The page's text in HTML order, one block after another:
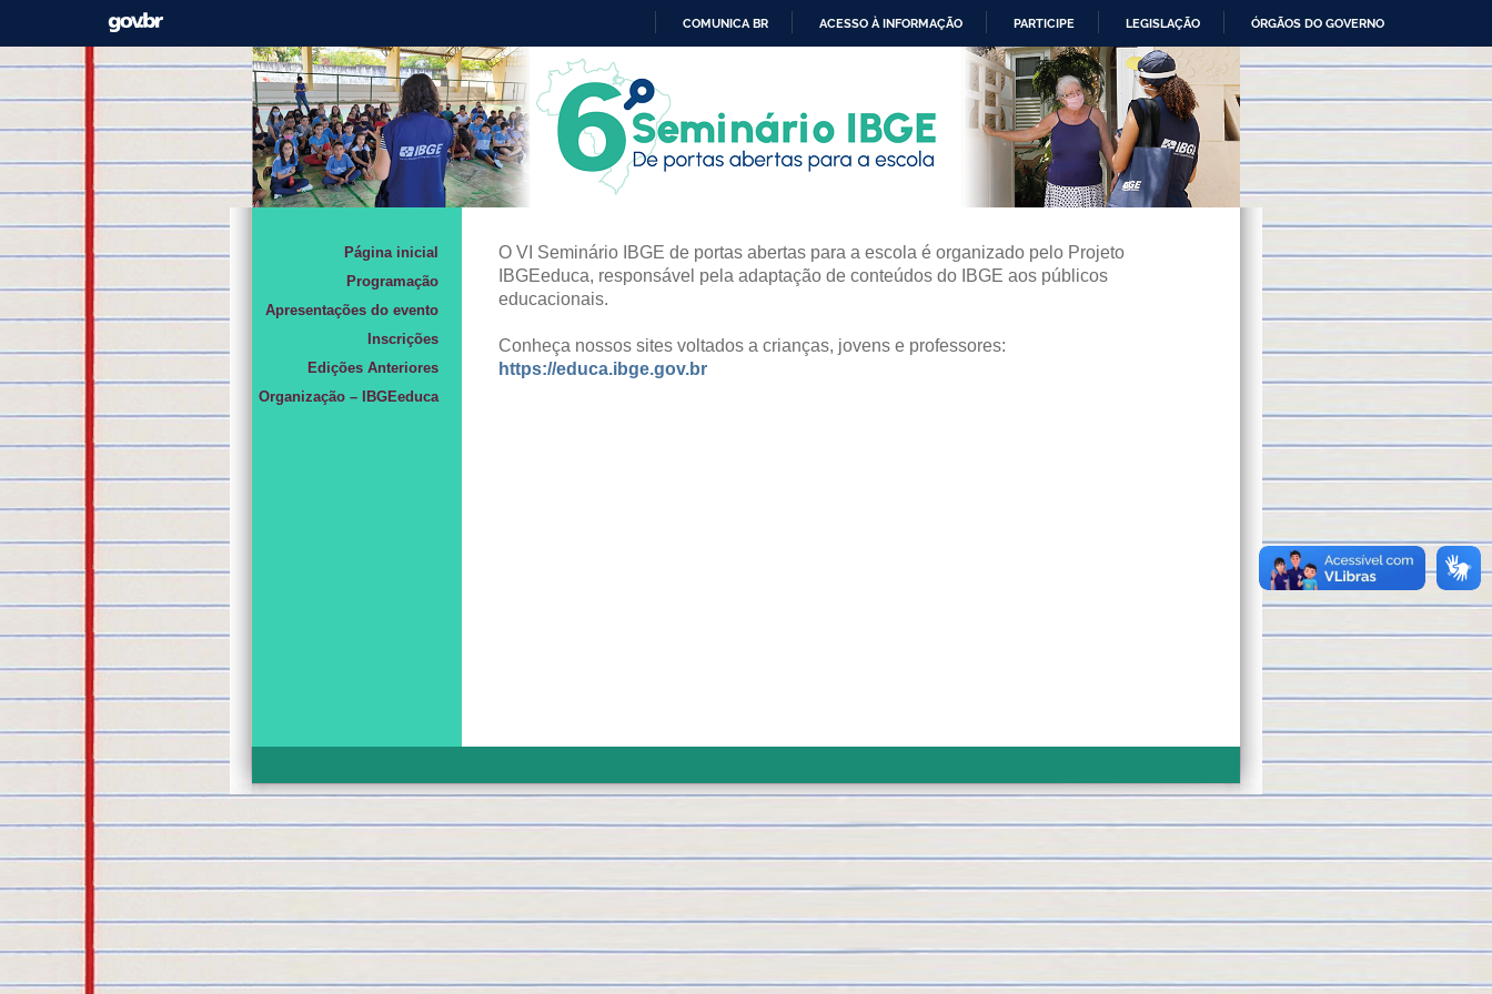
CONTEÚDO
COMUNICA BR ACESSO À INFORMAÇÃO PARTICIPE LEGISLAÇÃO ÓRGÃOS DO GOVERNO
Página inicial
Programação
Apresentações do evento
Inscrições
Edições Anteriores
Organização – IBGEeduca
O VI Seminário IBGE de portas abertas para a escola é organizado pelo Projeto
IBGEeduca, responsável pela adaptação de conteúdos do IBGE aos públicos
educacionais.
Conheça nossos sites voltados a crianças, jovens e professores:
https://educa.ibge.gov.br